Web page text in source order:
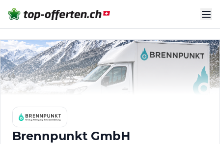
Brennpunkt GmbH